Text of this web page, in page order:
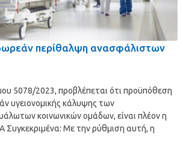
περίθαλψη ανασφάλιστων
5078/2023, προβλέπεται ότι προϋπόθεση
υγειονομικής κάλυψης των
κοινωνικών ομάδων, είναι πλέον η
Συγκεκριμένα: Με την ρύθμιση αυτή, η